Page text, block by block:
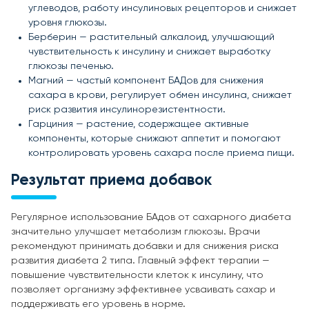
углеводов, работу инсулиновых рецепторов и снижает
уровня глюкозы.
Берберин — растительный алкалоид, улучшающий
чувствительность к инсулину и снижает выработку
глюкозы печенью.
Магний — частый компонент БАДов для снижения
сахара в крови, регулирует обмен инсулина, снижает
риск развития инсулинорезистентности.
Гарциния — растение, содержащее активные
компоненты, которые снижают аппетит и помогают
контролировать уровень сахара после приема пищи.
Результат приема добавок
Регулярное использование БАдов от сахарного диабета
значительно улучшает метаболизм глюкозы. Врачи
рекомендуют принимать добавки и для снижения риска
развития диабета 2 типа. Главный эффект терапии —
повышение чувствительности клеток к инсулину, что
позволяет организму эффективнее усваивать сахар и
поддерживать его уровень в норме.